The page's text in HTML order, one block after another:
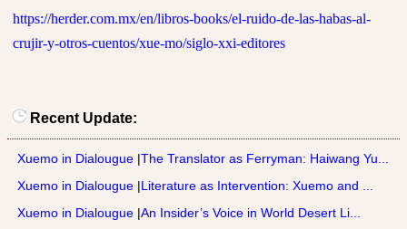
https://herder.com.mx/en/libros-books/el-ruido-de-las-habas-al-
crujir-y-otros-cuentos/xue-mo/siglo-xxi-editores
Recent Update:
Xuemo in Dialougue |The Translator as Ferryman: Haiwang Yu...
Xuemo in Dialougue |Literature as Intervention: Xuemo and ...
Xuemo in Dialougue |An Insider’s Voice in World Desert Li...